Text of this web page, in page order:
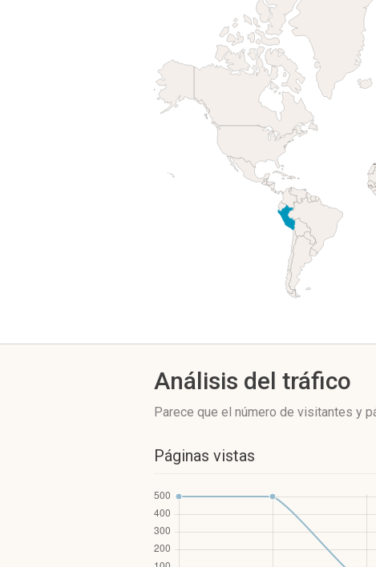
Análisis del tráfico
Parece que el número de visitantes y
Páginas vistas